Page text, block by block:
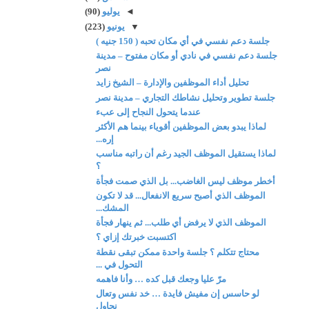
◄ يوليو(90)
▼ يونيو(223)
جلسة دعم نفسي في أي مكان تحبه ( 150 جنيه )
جلسة دعم نفسي في نادي أو مكان مفتوح – مدينة
نصر
تحليل أداء الموظفين والإدارة – الشيخ زايد
جلسة تطوير وتحليل نشاطك التجاري – مدينة نصر
عندما يتحول النجاح إلى عبء
لماذا يبدو بعض الموظفين أقوياء بينما هم الأكثر
إره...
لماذا يستقيل الموظف الجيد رغم أن راتبه مناسب
؟
أخطر موظف ليس الغاضب... بل الذي صمت فجأة
الموظف الذي أصبح سريع الانفعال... قد لا تكون
المشك...
الموظف الذي لا يرفض أي طلب... ثم ينهار فجأة
اكتسبت خبرتك إزاي ؟
محتاج تتكلم ؟ جلسة واحدة ممكن تبقى نقطة
التحول في ...
مرّ عليا وجعك قبل كده … وأنا فاهمه
لو حاسس إن مفيش فايدة … خد نفس وتعال
نحاول